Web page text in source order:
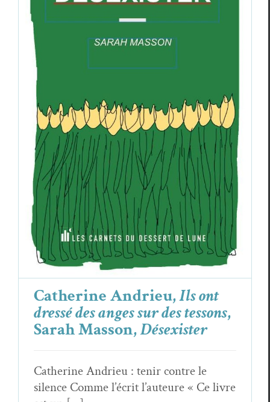
Catherine Andrieu,Ils ont dressé des anges
sur des tessons, Sarah Masson,Désexister
Catherine Andrieu Critiques Sarah Masson
Catherine Andrieu,Ils ont
dressé des anges sur des tessons,
Sarah Masson,Désexister
Catherine Andrieu : tenir contre le
silence Comme l’écrit l’auteure « Ce livre